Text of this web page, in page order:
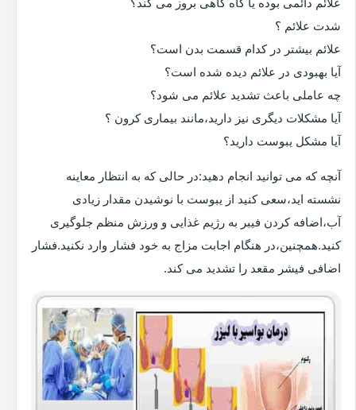
شدت علائم ؟
علائم بیشتر در کدام قسمت بدن است؟
آیا بهبودی در علائم دیده شده است؟
چه عاملی باعث تشدید علائم می شود؟
آیا مشکلات دیگری نیز دارید،مانند بیماری کرون ؟
آیا مشکل یبوست دارید؟
آنچه که می توانید انجام دهید:در حالی که به انتظار معاینه
نشسته اید،سعی کنید از یبوست با نوشیدن مقدار زیادی
آب،اضافه کردن فیبر به رژیم غذایی و ورزش منظم جلوگیری
کنید.همچنین،در هنگام اجابت مزاج به خود فشار وارد نکنید.فشار
اضافی فیشر مقعد را تشدید می کند.